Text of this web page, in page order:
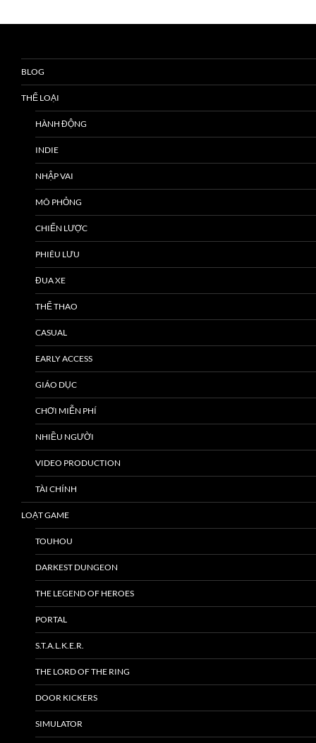
BLOG
THỂ LOẠI
HÀNH ĐỘNG
INDIE
NHẬP VAI
MÔ PHỎNG
CHIẾN LƯỢC
PHIÊU LƯU
ĐUA XE
THỂ THAO
CASUAL
EARLY ACCESS
GIÁO DỤC
CHƠI MIỄN PHÍ
NHIỀU NGƯỜI
VIDEO PRODUCTION
TÀI CHÍNH
LOẠT GAME
TOUHOU
DARKEST DUNGEON
THE LEGEND OF HEROES
PORTAL
S.T.A.L.K.E.R.
THE LORD OF THE RING
DOOR KICKERS
SIMULATOR